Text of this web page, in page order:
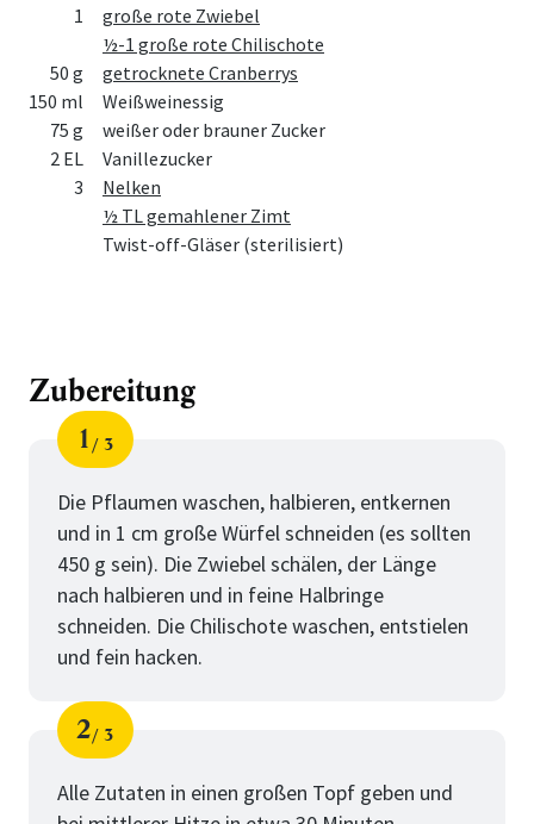
1
große rote Zwiebel
½-1 große rote Chilischote
50 g
getrocknete Cranberrys
150 ml
Weißweinessig
75 g
weißer oder brauner Zucker
2 EL
Vanillezucker
3
Nelken
½ TL gemahlener Zimt
Twist-off-Gläser (sterilisiert)
Zubereitung
Schritt
1
von
3
Die Pflaumen waschen, halbieren, entkernen
und in 1 cm große Würfel schneiden (es sollten
450 g sein). Die Zwiebel schälen, der Länge
nach halbieren und in feine Halbringe
schneiden. Die Chilischote waschen, entstielen
und fein hacken.
Schritt
2
von
3
Alle Zutaten in einen großen Topf geben und